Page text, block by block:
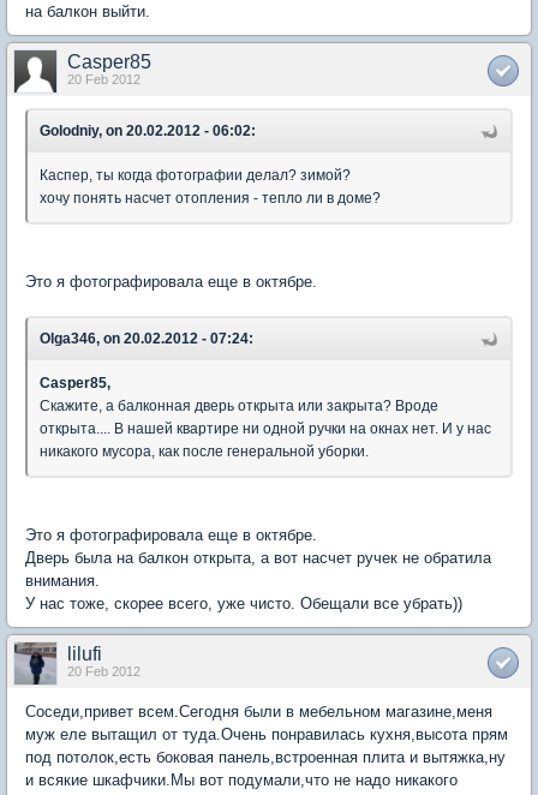
на балкон выйти.
Casper85
20 Feb 2012
Golodniy, on 20.02.2012 - 06:02:
Каспер, ты когда фотографии делал? зимой?
хочу понять насчет отопления - тепло ли в доме?
Это я фотографировала еще в октябре.
Olga346, on 20.02.2012 - 07:24:
Casper85,
Скажите, а балконная дверь открыта или закрыта? Вроде
открыта.... В нашей квартире ни одной ручки на окнах нет. И у нас
никакого мусора, как после генеральной уборки.
Это я фотографировала еще в октябре.
Дверь была на балкон открыта, а вот насчет ручек не обратила
внимания.
У нас тоже, скорее всего, уже чисто. Обещали все убрать))
lilufi
20 Feb 2012
Соседи,привет всем.Сегодня были в мебельном магазине,меня
муж еле вытащил от туда.Очень понравилась кухня,высота прям
под потолок,есть боковая панель,встроенная плита и вытяжка,ну
и всякие шкафчики.Мы вот подумали,что не надо никакого